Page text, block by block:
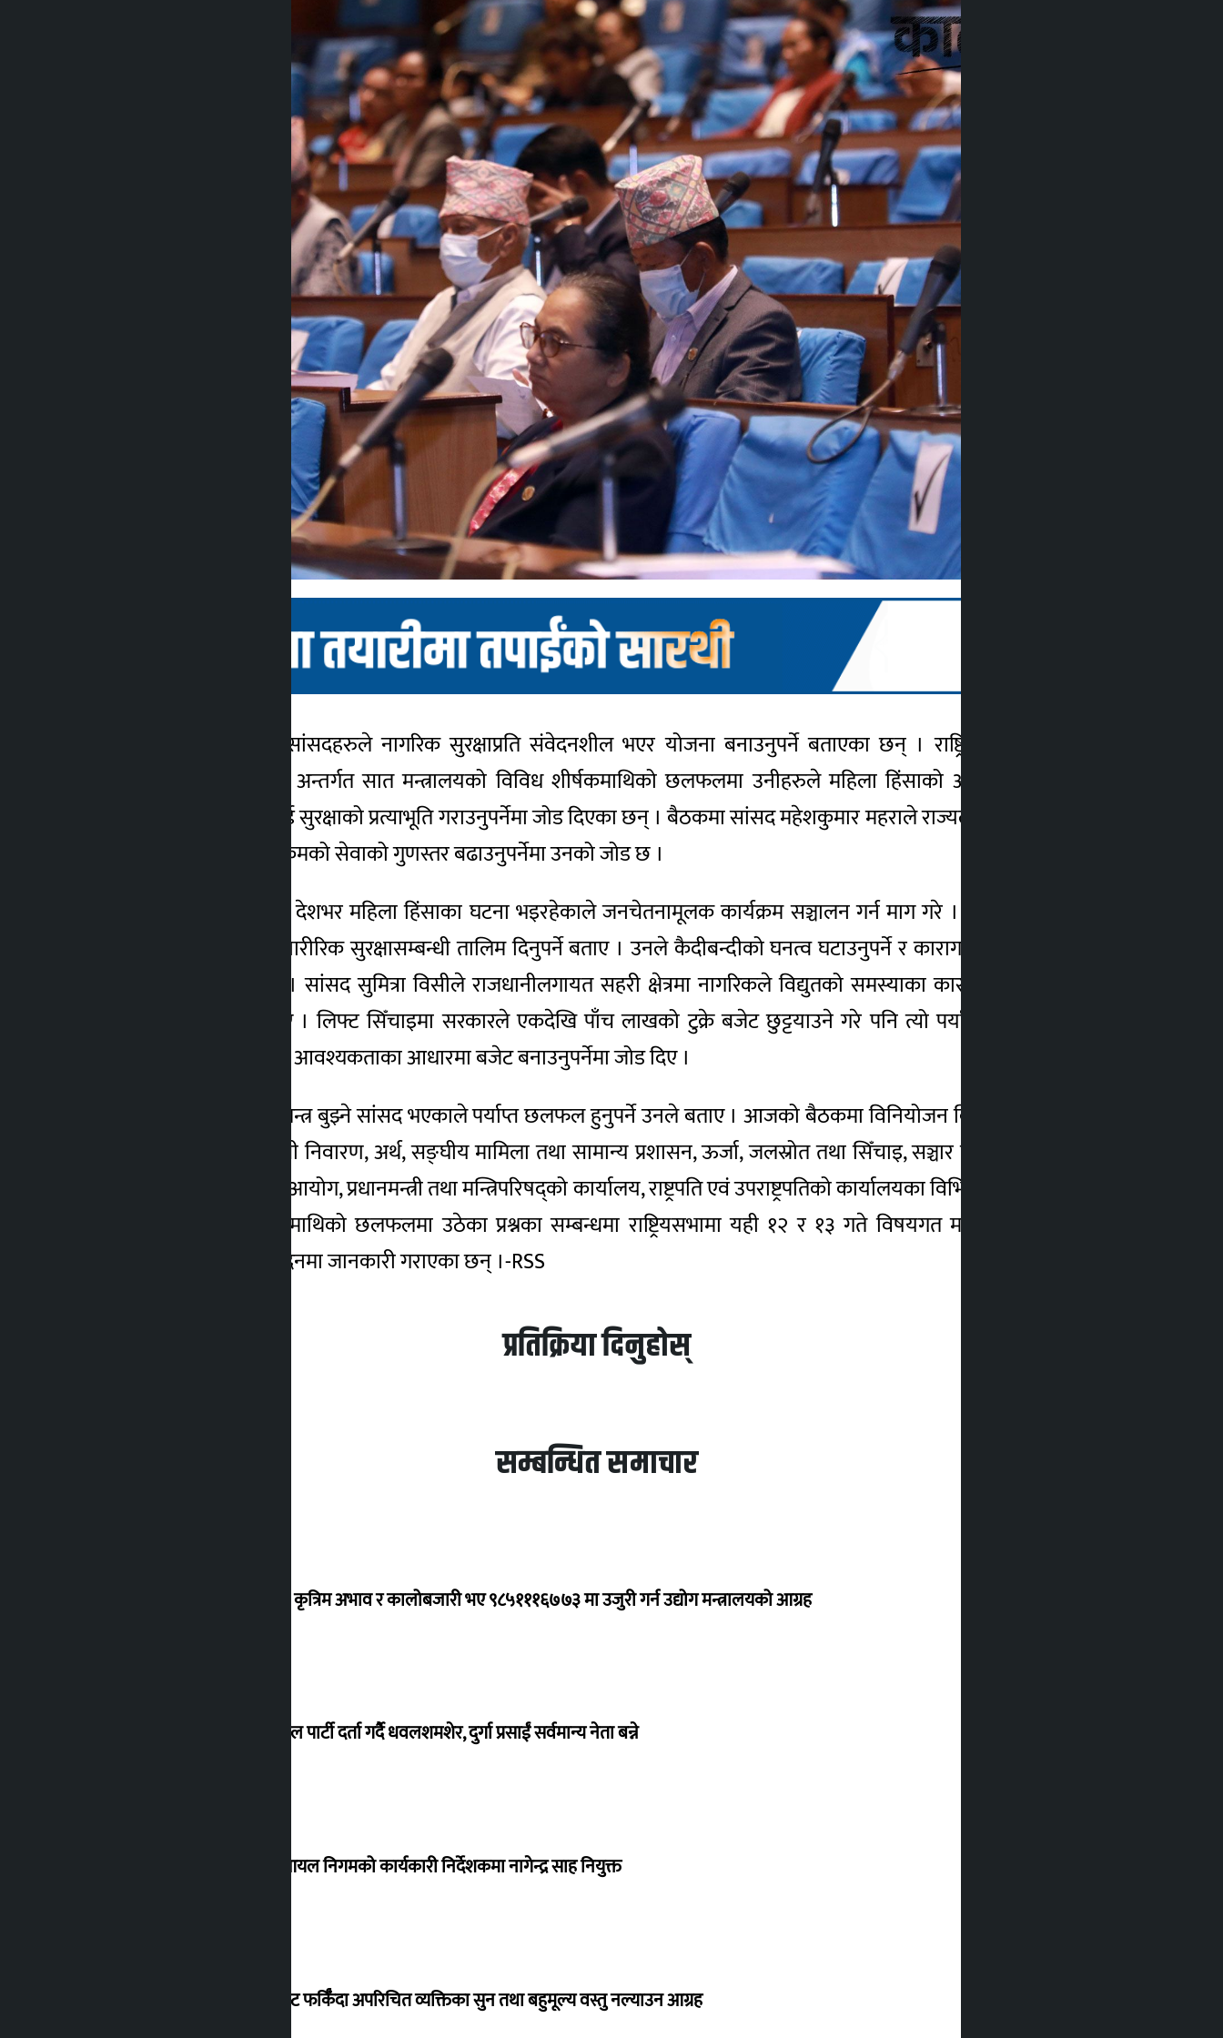
काठमाडौं । राष्ट्रियसभाका सांसदहरुले नागरिक सुरक्षाप्रति संवेदनशील भएर योजना बनाउनुपर्ने बताएका छन् । राष्ट्रियसभाको आजको बैठकमा
विनियोजन विधेयक, २०७९ अन्तर्गत सात मन्त्रालयको विविध शीर्षकमाथिको छलफलमा उनीहरुले महिला हिंसाको अन्त्य गर्न माग गरेका छन् ।
सांसदहरुले सबै नागरिकलाई सुरक्षाको प्रत्याभूति गराउनुपर्नेमा जोड दिएका छन् । बैठकमा सांसद महेशकुमार महराले राज्यले नागरिकको सुरक्षामा ध्यान
दिनुपर्ने बताए । नेपाल टेलिकमको सेवाको गुणस्तर बढाउनुपर्नेमा उनको जोड छ ।
सांसद गङ्गाकुमारी बेल्वासेले देशभर महिला हिंसाका घटना भइरहेकाले जनचेतनामूलक कार्यक्रम सञ्चालन गर्न माग गरे । उनले १० देखि १८ वर्ष उमेर
समूहका बालिकाका लागि शारीरिक सुरक्षासम्बन्धी तालिम दिनुपर्ने बताए । उनले कैदीबन्दीको घनत्व घटाउनुपर्ने र कारागारलाई सुधार केन्द्रका रुपमा
विकास गर्नुपर्नेमा जोड दिए । सांसद सुमित्रा विसीले राजधानीलगायत सहरी क्षेत्रमा नागरिकले विद्युतको समस्याका कारण वर्षैपिच्छे इन्डक्सन चुलो
फेर्नुपर्ने अवस्था रहेको बताए । लिफ्ट सिँचाइमा सरकारले एकदेखि पाँच लाखको टुक्रे बजेट छुट्टयाउने गरे पनि त्यो पर्याप्त नभएको बताए । सांसद्
जीतेन्द्रनारायणदेवले आर्थिक आवश्यकताका आधारमा बजेट बनाउनुपर्नेमा जोड दिए ।
दुबै सदनमा राजनीति र अर्थतन्त्र बुझ्ने सांसद भएकाले पर्याप्त छलफल हुनुपर्ने उनले बताए । आजको बैठकमा विनियोजन विधेयक, २०७९ अन्तर्गत भूमि
व्यवस्था, सहकारी तथा गरिबी निवारण, अर्थ, सङ्घीय मामिला तथा सामान्य प्रशासन, ऊर्जा, जलस्रोत तथा सिँचाइ, सञ्चार तथा सूचना प्रविधि, गृह, रक्षा
मन्त्रालय तथा राष्ट्रिय योजना आयोग, प्रधानमन्त्री तथा मन्त्रिपरिषद्को कार्यालय, राष्ट्रपति एवं उपराष्ट्रपतिको कार्यालयका विभिन्न शीर्षकमा छलफल भएको
थियो । मन्त्रालयगत शीर्षकमाथिको छलफलमा उठेका प्रश्नका सम्बन्धमा राष्ट्रियसभामा यही १२ र १३ गते विषयगत मन्त्रीबाट जवाफ दिने अध्यक्ष
गणेशप्रसाद तिमल्सिनाले सदनमा जानकारी गराएका छन् ।-RSS
प्रतिक्रिया दिनुहोस्
सम्बन्धित समाचार
ग्यासको कृत्रिम अभाव र कालोबजारी भए ९८५१११६७७३ मा उजुरी गर्न उद्योग मन्त्रालयको आग्रह
जय नेपाल पार्टी दर्ता गर्दै धवलशमशेर, दुर्गा प्रसाईं सर्वमान्य नेता बन्ने
नेपाल आयल निगमको कार्यकारी निर्देशकमा नागेन्द्र साह नियुक्त
विदेशबाट फर्किँदा अपरिचित व्यक्तिका सुन तथा बहुमूल्य वस्तु नल्याउन आग्रह